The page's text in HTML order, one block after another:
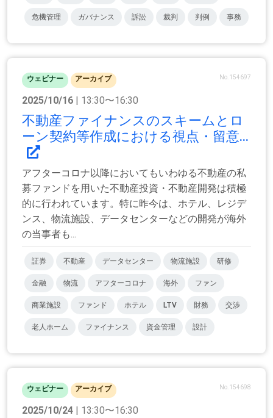
危機管理 ガバナンス 訴訟 裁判 判例 事務
ウェビナー アーカイブ No.154697
2025/10/16 | 13:30〜16:30
不動産ファイナンスのスキームとロ
ーン契約等作成における視点・留意...
アフターコロナ以降においてもいわゆる不動産の私
募ファンドを用いた不動産投資・不動産開発は積極
的に行われています。特に昨今は、ホテル、レジデ
ンス、物流施設、データセンターなどの開発が海外
の当事者も...
証券 不動産 データセンター 物流施設 研修
金融 物流 アフターコロナ 海外 ファン
商業施設 ファンド ホテル LTV 財務 交渉
老人ホーム ファイナンス 資金管理 設計
ウェビナー アーカイブ No.154698
2025/10/24 | 13:30〜16:30